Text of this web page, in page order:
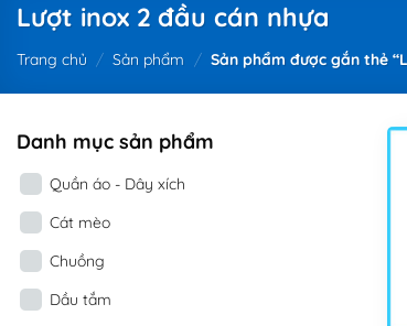
Lượt inox 2 đầu cán nhựa
Trang chủ / Sản phẩm / Sản phẩm được gắn thẻ
Danh mục sản phẩm
Quần áo - Dây xích
Cát mèo
Chuồng
Dầu tắm